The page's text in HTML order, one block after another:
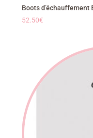
Boots d’échauffement
52.50€